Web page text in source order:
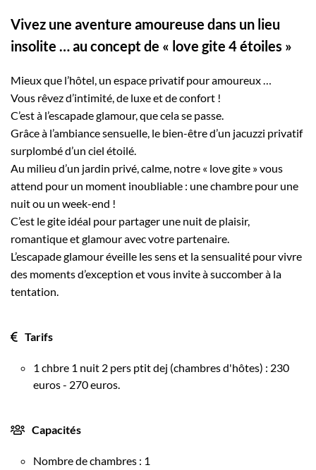
Vivez une aventure amoureuse dans un lieu
insolite … au concept de « love gite 4 étoiles »
Mieux que l’hôtel, un espace privatif pour amoureux …
Vous rêvez d’intimité, de luxe et de confort !
C’est à l’escapade glamour, que cela se passe.
Grâce à l’ambiance sensuelle, le bien-être d’un jacuzzi privatif
surplombé d’un ciel étoilé.
Au milieu d’un jardin privé, calme, notre « love gite » vous
attend pour un moment inoubliable : une chambre pour une
nuit ou un week-end !
C’est le gite idéal pour partager une nuit de plaisir,
romantique et glamour avec votre partenaire.
L’escapade glamour éveille les sens et la sensualité pour vivre
des moments d’exception et vous invite à succomber à la
tentation.
Tarifs
1 chbre 1 nuit 2 pers ptit dej (chambres d'hôtes) : 230
euros - 270 euros.
Capacités
Nombre de chambres : 1